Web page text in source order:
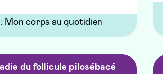
du follicule pilosébacé